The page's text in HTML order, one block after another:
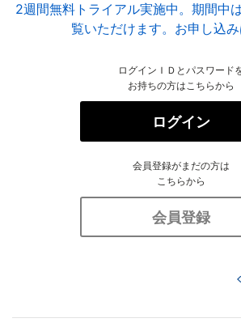
2週間無料トライアル実施中。期間中
覧いただけます。お申し込
ログインＩＤとパスワード
お持ちの方はこちらから
ログイン
会員登録がまだの方は
こちらから
会員登録